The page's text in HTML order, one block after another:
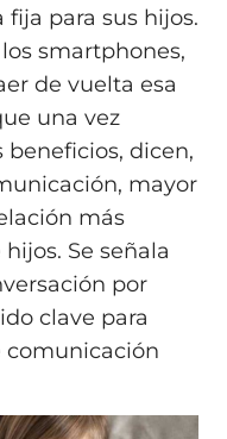
para sus hijos.
smartphones,
de vuelta esa
una vez
beneficios, dicen,
mayor
más
Se señala
por
clave para
comunicación